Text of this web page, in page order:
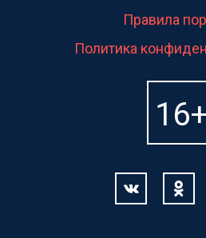
Правила
Политика